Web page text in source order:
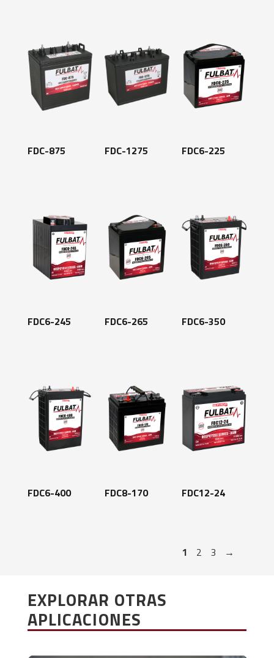
FDC-875 FDC-1275 FDC6-225
FDC6-245 FDC6-265 FDC6-350
FDC6-400 FDC8-170 FDC12-24
1 2 3 →
EXPLORAR OTRAS
APLICACIONES